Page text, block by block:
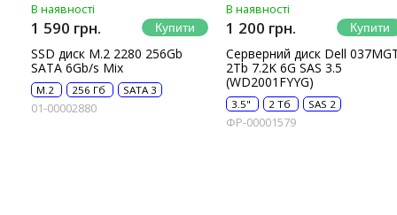
В наявності
1 590 грн.
SSD диск M.2 2280 256Gb
SATA 6Gb/s Mix
M.2 256 Гб SATA 3
01-00002880
В наявності
1 200 грн.
Серверний диск Dell
2Tb 7.2K 6G SAS 3.5
(WD2001FYYG)
3.5" 2 Тб SAS 2
ФР-00001579